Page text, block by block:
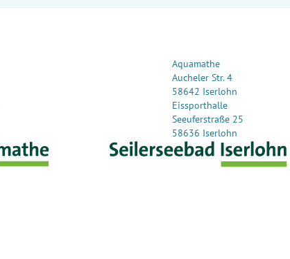
Aquamathe
Aucheler Str. 4
58642 Iserlohn
Eissporthalle
Seeuferstraße 25
58636 Iserlohn